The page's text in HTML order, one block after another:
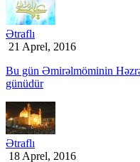
Ətraflı
21 Aprel, 2016
Bu gün Əmirəlmöminin
günüdür
Ətraflı
18 Aprel, 2016